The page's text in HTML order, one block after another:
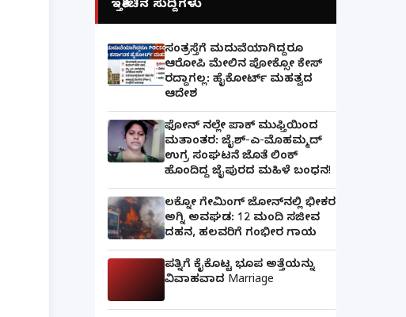
ಇತ್ತೀಚಿನ ಸುದ್ದಿಗಳು
ಸಂತ್ರಸ್ತೆಗೆ ಮದುವೆಯಾಗಿದ್ದರೂ
ಆರೋಪಿ ಮೇಲಿನ ಪೋಕ್ಸೋ ಕೇಸ್
ರದ್ದಾಗಲ್ಲ: ಹೈಕೋರ್ಟ್ ಮಹತ್ವದ
ಆದೇಶ
ಫೋನ್ ನಲ್ಲೇ ಪಾಕ್ ಮುಫ್ತಿಯಿಂದ
ಮತಾಂತರ: ಜೈಶ್-ಎ-ಮೊಹಮ್ಮದ್
ಉಗ್ರ ಸಂಘಟನೆ ಜೊತೆ ಲಿಂಕ್
ಹೊಂದಿದ್ದ ಜೈಪುರದ ಮಹಿಳೆ ಬಂಧನ!
ಲಕ್ನೋ ಗೇಮಿಂಗ್ ಜೋನ್‌ನಲ್ಲಿ ಭೀಕರ
ಅಗ್ನಿ ಅವಘಡ: 12 ಮಂದಿ ಸಜೀವ
ದಹನ, ಹಲವರಿಗೆ ಗಂಭೀರ ಗಾಯ
ಪತ್ನಿಗೆ ಕೈಕೊಟ್ಟ ಭೂಪ ಅತ್ತೆಯನ್ನು
ವಿವಾಹವಾದ Marriage